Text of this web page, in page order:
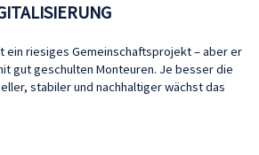
ein riesiges Gemeinschaftsprojekt – aber er
gut geschulten Monteuren. Je besser die
stabiler und nachhaltiger wächst das